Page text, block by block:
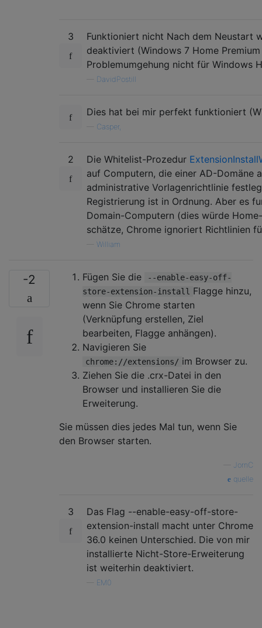
3
Funktioniert nicht Nach dem Neustart
deaktiviert (Windows 7 Home
Problemumgehung nicht für Windows
DavidPostill
Dies hat bei mir perfekt funktioniert
Casper,
2 Die Whitelist-Prozedur
auf Computern, die einer AD-Domäne
administrative Vorlagenrichtlinie
Registrierung ist in Ordnung. Aber es
Domain-Computern (dies würde
schätze, Chrome ignoriert Richtlinien
William
-2 Fügen Sie die
--enable-easy-off-
store-extension-install Flagge hinzu,
wenn Sie Chrome starten
(Verknüpfung erstellen, Ziel
bearbeiten, Flagge anhängen).
Navigieren Sie
chrome://extensions/ im Browser zu.
Ziehen Sie die .crx-Datei in den
Browser und installieren Sie die
Erweiterung.
Sie müssen dies jedes Mal tun, wenn Sie
den Browser starten.
JornC
quelle
3
Das Flag --enable-easy-off-store-
extension-install macht unter Chrome
36.0 keinen Unterschied. Die von mir
installierte Nicht-Store-Erweiterung
ist weiterhin deaktiviert.
EM0